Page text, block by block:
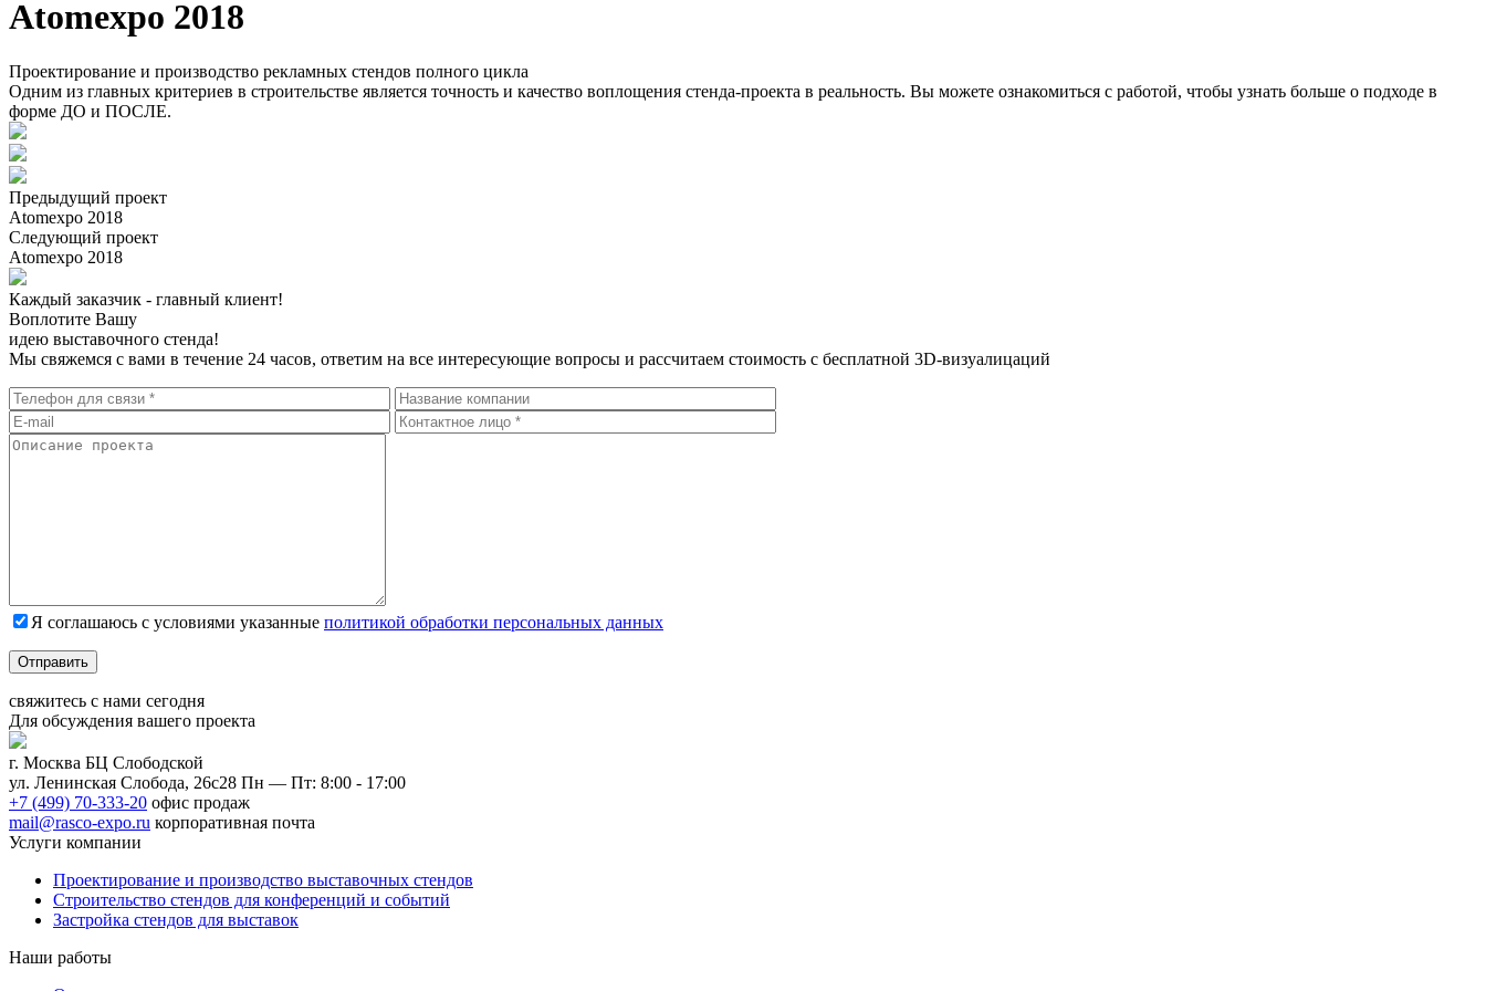
Atomexpo 2018
Проектирование и производство рекламных стендов полного цикла
Одним из главных критериев в строительстве является точность и качество воплощения стенда-проекта в реальность. Вы можете ознакомиться с работой, чтобы узнать больше о подходе в
форме ДО и ПОСЛЕ.
Предыдущий проект
Atomexpo 2018
Следующий проект
Atomexpo 2018
Каждый заказчик - главный клиент!
Воплотите Вашу
идею выставочного стенда!
Мы свяжемся с вами в течение 24 часов, ответим на все интересующие вопросы и рассчитаем стоимость с бесплатной 3D-визуалицаций
Я соглашаюсь с условиями указанные политикой обработки персональных данных
Отправить
свяжитесь с нами сегодня
Для обсуждения вашего проекта
г. Москва БЦ Слободской
ул. Ленинская Слобода, 26с28 Пн — Пт: 8:00 - 17:00
+7 (499) 70-333-20 офис продаж
mail@rasco-expo.ru корпоративная почта
Услуги компании
Проектирование и производство выставочных стендов
Строительство стендов для конференций и событий
Застройка стендов для выставок
Наши работы